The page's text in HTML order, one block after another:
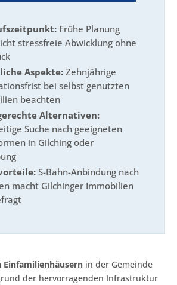
Frühe Planung
stressfreie Abwicklung ohne
Aspekte:Zehnjährige
bei selbst genutzten
beachten
Alternativen:
Suche nach geeigneten
in Gilching oder
S-Bahn-Anbindung nach
macht Gilchinger Immobilien
Einfamilienhäusern in der Gemeinde
der hervorragenden Infrastruktur